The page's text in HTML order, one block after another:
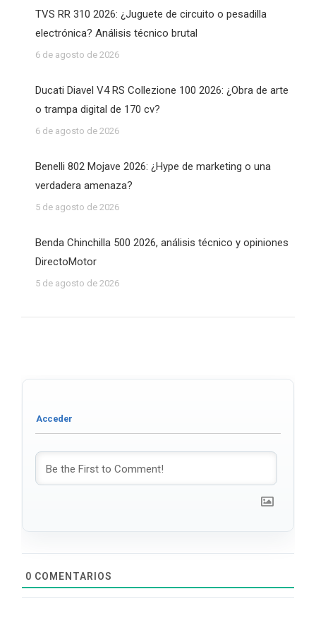
TVS RR 310 2026: ¿Juguete de circuito o pesadilla
electrónica? Análisis técnico brutal
6 de agosto de 2026
Ducati Diavel V4 RS Collezione 100 2026: ¿Obra de arte
o trampa digital de 170 cv?
6 de agosto de 2026
Benelli 802 Mojave 2026: ¿Hype de marketing o una
verdadera amenaza?
5 de agosto de 2026
Benda Chinchilla 500 2026, análisis técnico y opiniones
DirectoMotor
5 de agosto de 2026
0 COMENTARIOS